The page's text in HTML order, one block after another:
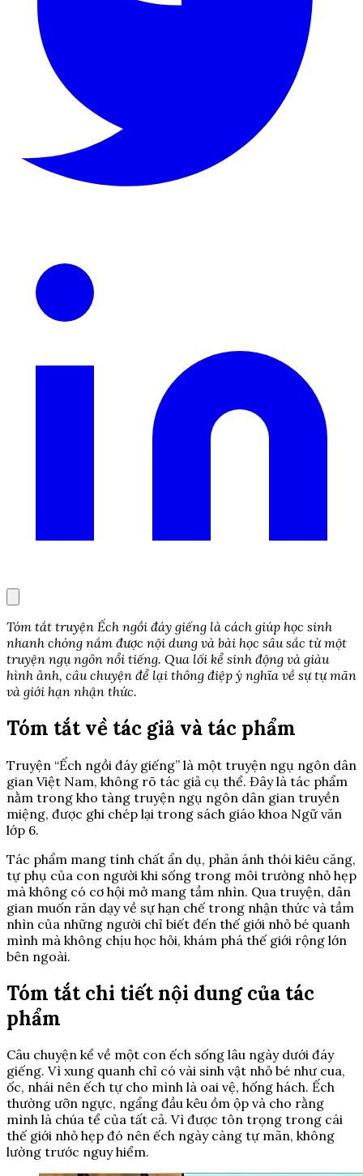
Tóm tắt truyện Ếch ngồi đáy giếng là cách giúp học sinh
nhanh chóng nắm được nội dung và bài học sâu sắc từ một
truyện ngụ ngôn nổi tiếng. Qua lối kể sinh động và giàu
hình ảnh, câu chuyện để lại thông điệp ý nghĩa về sự tự mãn
và giới hạn nhận thức.
Tóm tắt về tác giả và tác phẩm
Truyện “Ếch ngồi đáy giếng” là một truyện ngụ ngôn dân
gian Việt Nam, không rõ tác giả cụ thể. Đây là tác phẩm
nằm trong kho tàng truyện ngụ ngôn dân gian truyền
miệng, được ghi chép lại trong sách giáo khoa Ngữ văn
lớp 6.
Tác phẩm mang tính chất ẩn dụ, phản ánh thói kiêu căng,
tự phụ của con người khi sống trong môi trường nhỏ hẹp
mà không có cơ hội mở mang tầm nhìn. Qua truyện, dân
gian muốn răn dạy về sự hạn chế trong nhận thức và tầm
nhìn của những người chỉ biết đến thế giới nhỏ bé quanh
mình mà không chịu học hỏi, khám phá thế giới rộng lớn
bên ngoài.
Tóm tắt chi tiết nội dung của tác
phẩm
Câu chuyện kể về một con ếch sống lâu ngày dưới đáy
giếng. Vì xung quanh chỉ có vài sinh vật nhỏ bé như cua,
ốc, nhái nên ếch tự cho mình là oai vệ, hống hách. Ếch
thường ưỡn ngực, ngẩng đầu kêu ồm ộp và cho rằng
mình là chúa tể của tất cả. Vì được tôn trọng trong cái
thế giới nhỏ hẹp đó nên ếch ngày càng tự mãn, không
lường trước nguy hiểm.